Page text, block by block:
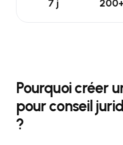
7 j
Pourquoi créer
pourconseil
?